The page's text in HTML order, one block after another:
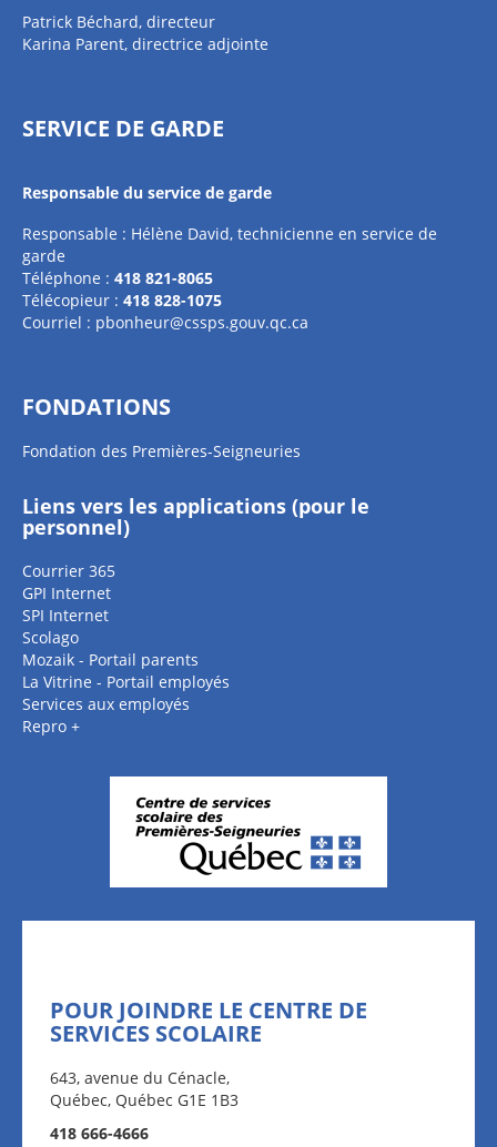
Patrick Béchard, directeur
Karina Parent, directrice adjointe
SERVICE DE GARDE
Responsable du service de garde
Responsable : Hélène David, technicienne en service de
garde
Téléphone : 418 821-8065
Télécopieur : 418 828-1075
Courriel : pbonheur@cssps.gouv.qc.ca
FONDATIONS
Fondation des Premières-Seigneuries
Liens vers les applications (pour le
personnel)
Courrier 365
GPI Internet
SPI Internet
Scolago
Mozaik - Portail parents
La Vitrine - Portail employés
Services aux employés
Repro +
POUR JOINDRE LE CENTRE DE
SERVICES SCOLAIRE
643, avenue du Cénacle,
Québec, Québec G1E 1B3
418 666-4666